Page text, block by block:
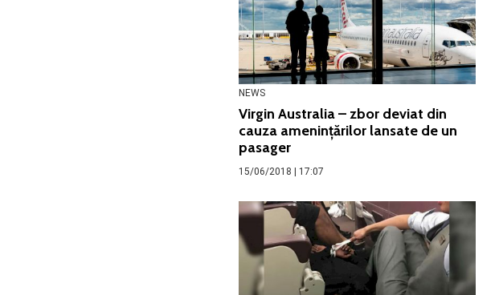
NEWS
Virgin Australia – zbor deviat din
cauza amenințărilor lansate de un
pasager
15/06/2018 | 17:07